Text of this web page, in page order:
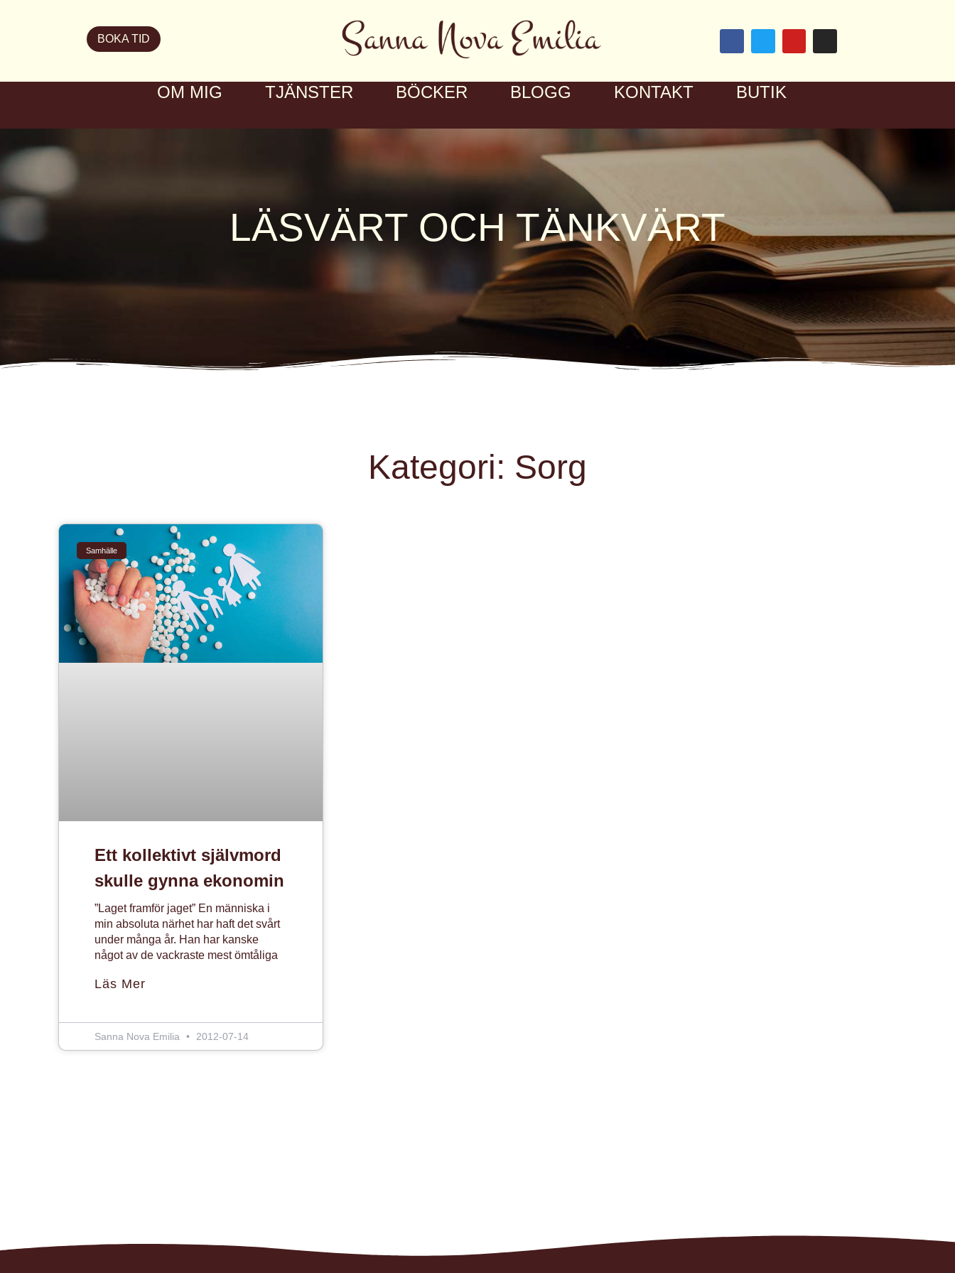
BOKA TID
OM MIG TJÄNSTER BÖCKER BLOGG KONTAKT BUTIK
LÄSVÄRT OCH TÄNKVÄRT
Kategori: Sorg
Samhälle
Ett kollektivt självmord
skulle gynna ekonomin
”Laget framför jaget” En människa i
min absoluta närhet har haft det svårt
under många år. Han har kanske
något av de vackraste mest ömtåliga
Läs Mer
Sanna Nova Emilia 2012-07-14